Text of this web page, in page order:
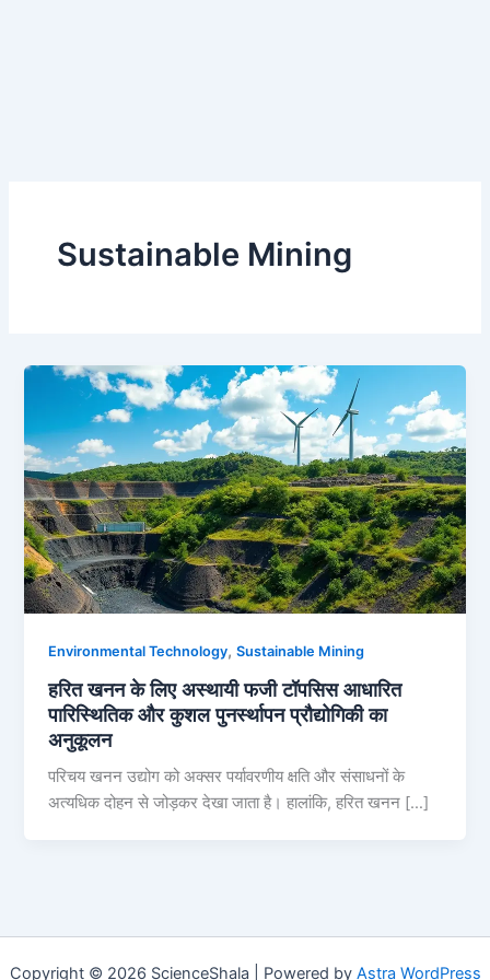
Sustainable Mining
Environmental Technology,Sustainable Mining
हरित खनन के लिए अस्थायी फजी टॉपसिस आधारित
पारिस्थितिक और कुशल पुनर्स्थापन प्रौद्योगिकी का
अनुकूलन
परिचय खनन उद्योग को अक्सर पर्यावरणीय क्षति और संसाधनों के
अत्यधिक दोहन से जोड़कर देखा जाता है। हालांकि, हरित खनन […]
Copyright © 2026 ScienceShala | Powered by Astra WordPress